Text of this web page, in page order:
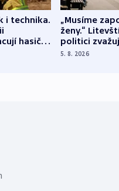
i technika.
hasiči z
„Musíme
ženy.“
politici
dohodu o
5. 8. 2026